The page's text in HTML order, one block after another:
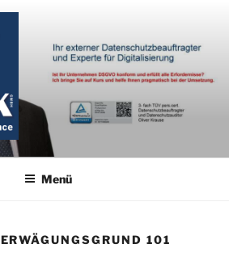
Menü
ERWÄGUNGSGRUND 101